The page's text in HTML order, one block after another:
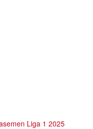
Liga 1 2025